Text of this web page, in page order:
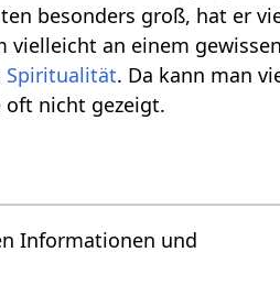
besonders groß, hat er
an einem
Spiritualität. Da kann man
oft nicht gezeigt.
Informationen und